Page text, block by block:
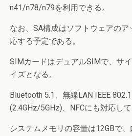
n41/n78/n79を利用できる。
なお、SA構成はソフトウェアの
応する予定である。
SIMカードはデュアルSIMで、サ
イズとなる。
Bluetooth 5.1、無線LAN IEEE
(2.4GHz/5GHz)、NFCにも対応して
システムメモリの容量は12GBで